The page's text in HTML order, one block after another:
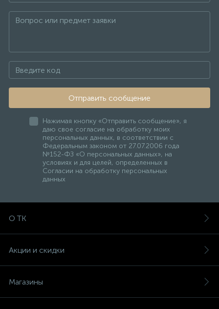
Отправить сообщение
Нажимая кнопку «Отправить сообщение», я
даю свое согласие на обработку моих
персональных данных, в соответствии с
Федеральным законом от 27.07.2006 года
№152-ФЗ «О персональных данных», на
условиях и для целей, определенных в
Согласии на обработку персональных
данных
О ТК
Акции и скидки
Магазины